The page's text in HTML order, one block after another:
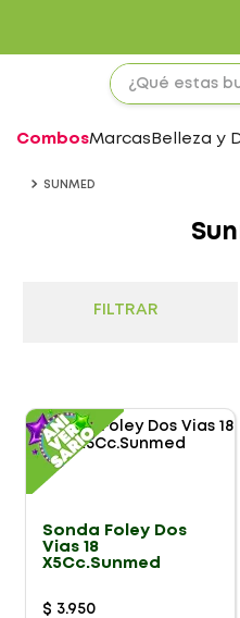
CombosMarcas Belleza y
SUNMED
FILTRAR
Sonda Foley Dos
Vias 18
X5Cc.Sunmed
$ 3.950